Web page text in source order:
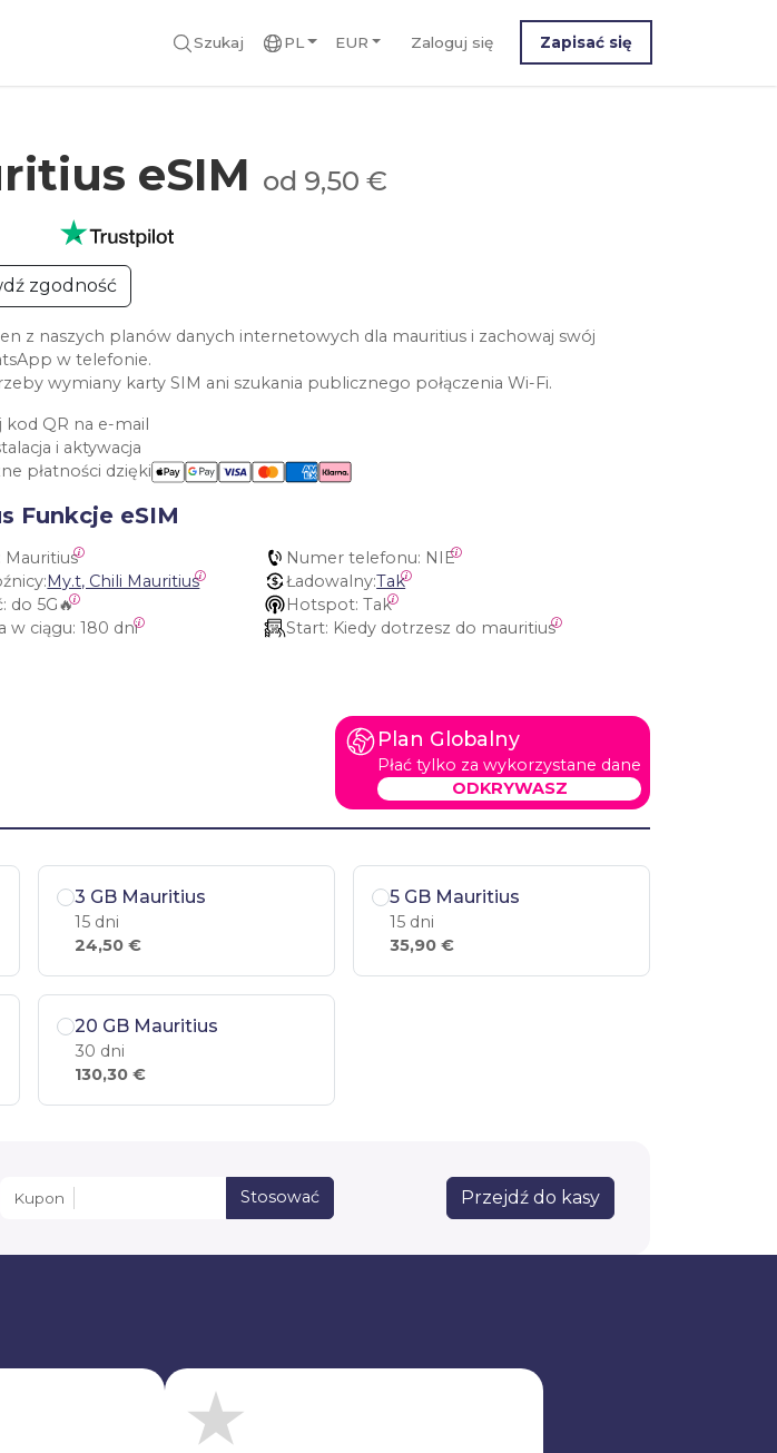
Szukaj PL EUR Zaloguj się Zapisać się
eSIM od 9,50 €
zgodność
z naszych planów danych internetowych dla mauritius i zachowaj swój
w telefonie.
wymiany karty SIM ani szukania publicznego połączenia Wi-Fi.
kod QR na e-mail
i aktywacja
płatności dzięki
Funkcje eSIM
Mauritius Numer telefonu: NIE
My.t, Chili Mauritius Ładowalny:Tak
do 5G🔥 Hotspot: Tak
w ciągu: 180 dni Start: Kiedy dotrzesz do mauritius
Plan Globalny
Płać tylko za wykorzystane dane
ODKRYWASZ
3 GB Mauritius
15 dni
24,50 €
5 GB Mauritius
15 dni
35,90 €
20 GB Mauritius
30 dni
130,30 €
Kupon Stosować Przejdź do kasy